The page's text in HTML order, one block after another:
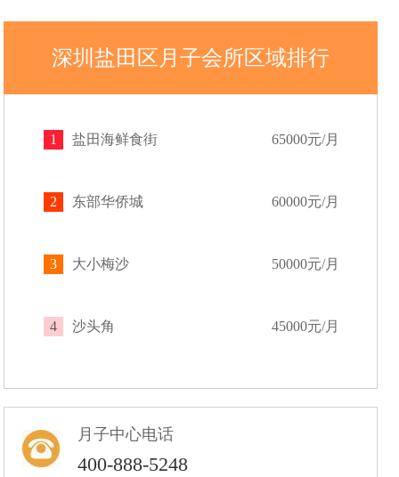
深圳盐田区月子会所区域排行
1 盐田海鲜食街 65000元/月
2 东部华侨城 60000元/月
3 大小梅沙 50000元/月
4 沙头角 45000元/月
月子中心电话
400-888-5248